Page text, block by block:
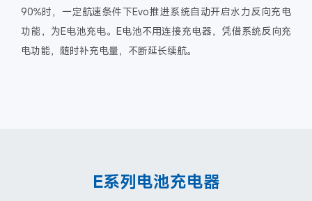
90%时，一定航速条件下Evo推进系统自动开启水力反向充电
功能，为E电池充电。E电池不用连接充电器，凭借系统反向充
电功能，随时补充电量，不断延长续航。
E系列电池充电器